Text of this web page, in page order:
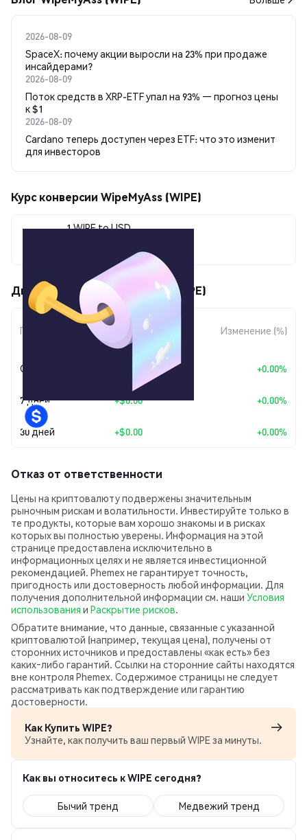
2026-08-09
SpaceX: почему акции выросли на 23% при продаже
инсайдерами?
2026-08-09
Поток средств в XRP-ETF упал на 93% — прогноз цены
к $1
2026-08-09
Cardano теперь доступен через ETF: что это изменит
для инвесторов
Курс конверсии WipeMyAss (WIPE)
1 WIPE to USD
Движения цены WipeMyAss (WIPE)
Период
Изменение
суммы
Изменение (%)
Сегодня +0.00%
7 дней +$0.00 +0.00%
30 дней +$0.00 +0.00%
Отказ от ответственности
Цены на криптовалюту подвержены значительным
рыночным рискам и волатильности. Инвестируйте только в
те продукты, которые вам хорошо знакомы и в рисках
которых вы полностью уверены. Информация на этой
странице предоставлена исключительно в
информационных целях и не является инвестиционной
рекомендацией. Phemex не гарантирует точность,
пригодность или достоверность любой информации. Для
получения дополнительной информации см. наши Условия
использования и Раскрытие рисков.
Обратите внимание, что данные, связанные с указанной
криптовалютой (например, текущая цена), получены от
сторонних источников и предоставлены «как есть» без
каких‑либо гарантий. Ссылки на сторонние сайты находятся
вне контроля Phemex. Содержимое страницы не следует
рассматривать как подтверждение или гарантию
достоверности.
Как Купить WIPE?
Узнайте, как получить ваш первый WIPE за минуты.
Как вы относитесь к WIPE сегодня?
Бычий тренд Медвежий тренд